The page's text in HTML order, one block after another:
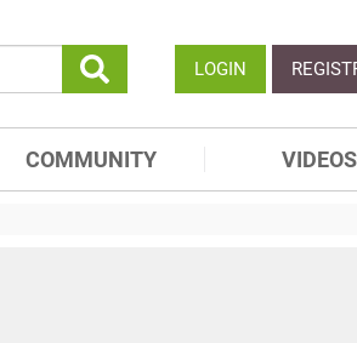
LOGIN
COMMUNITY VIDEOS